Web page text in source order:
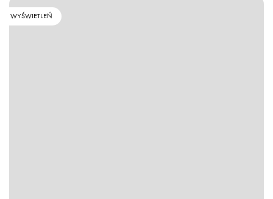
WYŚWIETLEŃ